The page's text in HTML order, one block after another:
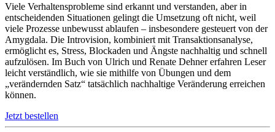
Viele Verhaltensprobleme sind erkannt und verstanden, aber in
entscheidenden Situationen gelingt die Umsetzung oft nicht, weil
viele Prozesse unbewusst ablaufen – insbesondere gesteuert von der
Amygdala. Die Introvision, kombiniert mit Transaktionsanalyse,
ermöglicht es, Stress, Blockaden und Ängste nachhaltig und schnell
aufzulösen. Im Buch von Ulrich und Renate Dehner erfahren Leser
leicht verständlich, wie sie mithilfe von Übungen und dem
„verändernden Satz“ tatsächlich nachhaltige Veränderung erreichen
können.
Jetzt bestellen